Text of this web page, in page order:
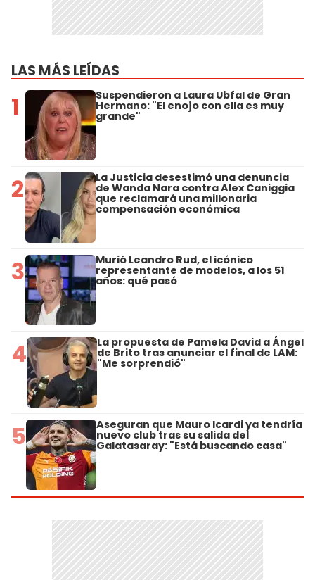
LAS MÁS LEÍDAS
1 Suspendieron a Laura Ubfal de Gran
Hermano: "El enojo con ella es muy
grande"
2 La Justicia desestimó una denuncia
de Wanda Nara contra Alex Caniggia
que reclamará una millonaria
compensación económica
3 Murió Leandro Rud, el icónico
representante de modelos, a los 51
años: qué pasó
4 La propuesta de Pamela David a Ángel
de Brito tras anunciar el final de LAM:
"Me sorprendió"
5 Aseguran que Mauro Icardi ya tendría
nuevo club tras su salida del
Galatasaray: "Está buscando casa"